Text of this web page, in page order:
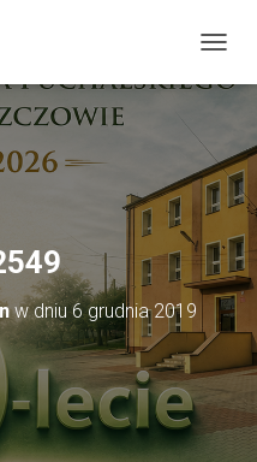
w dniu6 grudnia 2019